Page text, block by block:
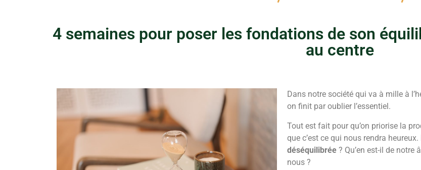
4 semaines pour poser les fondations de son
au centre
Dans notre société qui va à mille à
on finit par oublier l’essentiel.
Tout est fait pour qu’on priorise la
que c’est ce qui nous rendra heureux.
déséquilibrée ? Qu’en est-il de notre
nous ?